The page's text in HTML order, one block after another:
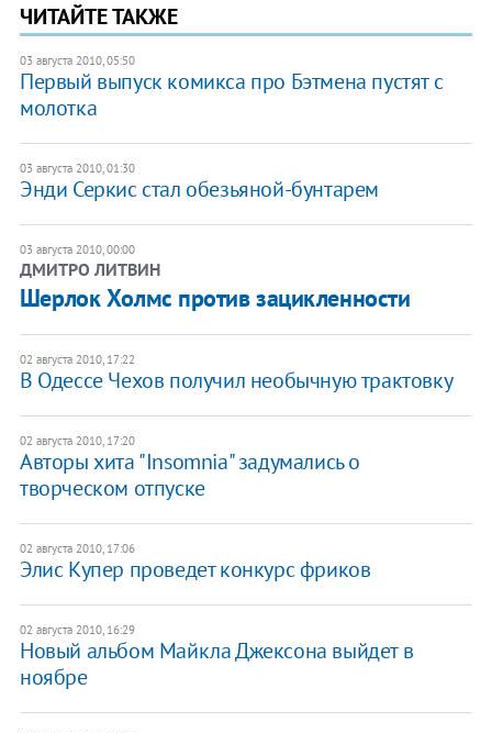
ЧИТАЙТЕ ТАКЖЕ
03 августа 2010, 05:50
Первый выпуск комикса про Бэтмена пустят с
молотка
03 августа 2010, 01:30
Энди Серкис стал обезьяной-бунтарем
03 августа 2010, 00:00
ДМИТРО ЛИТВИН
Шерлок Холмс против зацикленности
02 августа 2010, 17:22
В Одессе Чехов получил необычную трактовку
02 августа 2010, 17:20
Авторы хита "Insomnia" задумались о
творческом отпуске
02 августа 2010, 17:06
Элис Купер проведет конкурс фриков
02 августа 2010, 16:29
Новый альбом Майкла Джексона выйдет в
ноябре